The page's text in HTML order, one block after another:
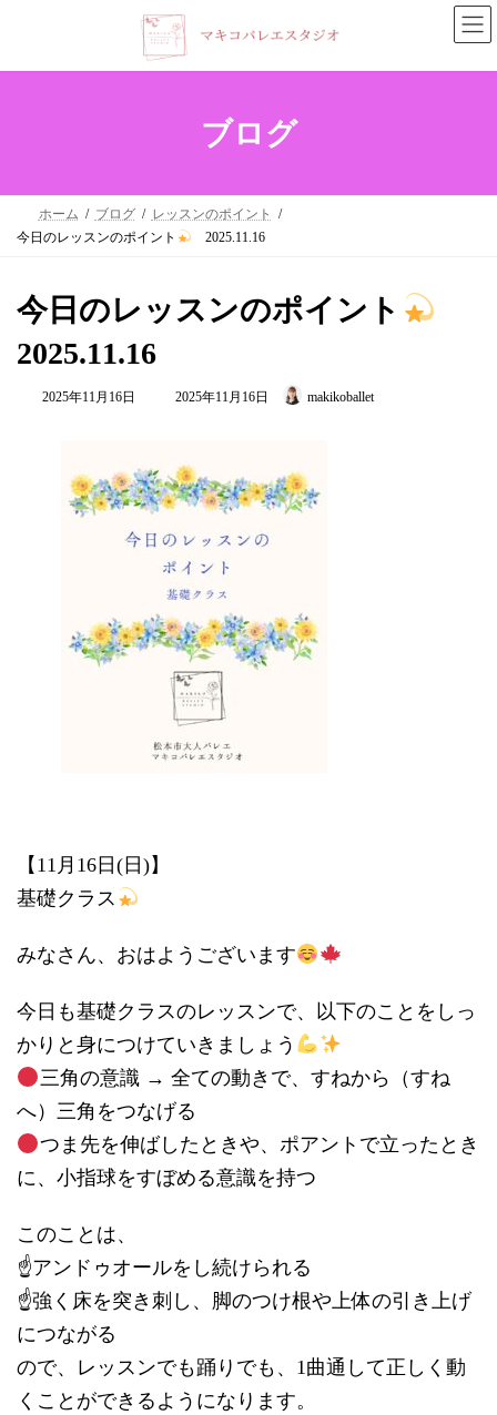
へ
ョ
ブログ
ホーム ブログ
レッスンのポイント
今日のレッスンのポイント
2025.11.16
今日のレッスンのポイント
2025.11.16
2025年11月16日
最
新
日
:
2025年11月16日 makikoballet
【11月16日(日)】
基礎クラス
みなさん、おはようございます
今日も基礎クラスのレッスンで、以下のことをしっ
かりと身につけていきましょう
三角の意識 → 全ての動きで、すねから（すね
へ）三角をつなげる
つま先を伸ばしたときや、ポアントで立ったとき
に、小指球をすぼめる意識を持つ
このことは、
☝️アンドゥオールをし続けられる
☝️強く床を突き刺し、脚のつけ根や上体の引き上げ
につながる
ので、レッスンでも踊りでも、1曲通して正しく動
くことができるようになります。